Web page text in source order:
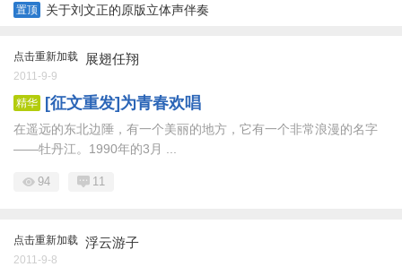
置顶 关于刘文正的原版立体声伴奏
点击重新加载 展翅任翔
2011-9-9
精华 [征文重发]为青春欢唱
在遥远的东北边陲，有一个美丽的地方，它有一个非常浪漫的名字
——牡丹江。1990年的3月 ...
94 11
点击重新加载 浮云游子
2011-9-8